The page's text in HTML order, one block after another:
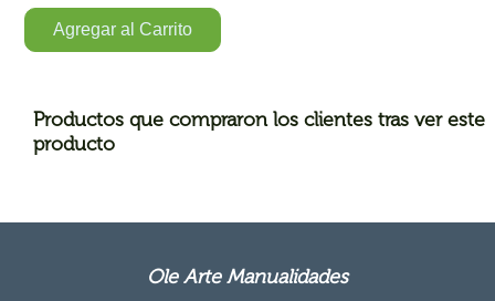
Agregar al Carrito
Productos que compraron los clientes tras ver este
producto
Ole Arte Manualidades